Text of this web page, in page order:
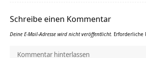
Schreibe einen Kommentar
Deine E-Mail-Adresse wird nicht veröffentlicht. Erforderliche